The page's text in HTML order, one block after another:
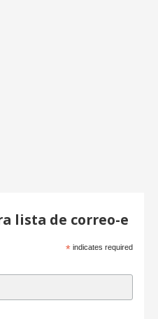
lista de correo-e
* indicates required